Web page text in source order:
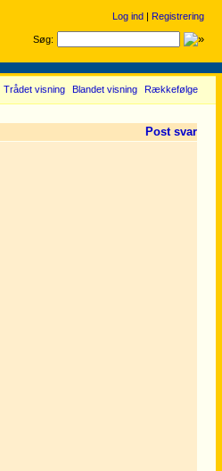
Log ind | Registrering
Søg:
Trådet visning Blandet visning Rækkefølge
Post svar